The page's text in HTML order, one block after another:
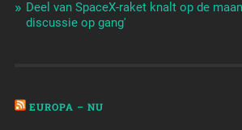
Deel van SpaceX-raket knalt op de
discussie op gang'
EUROPA – NU